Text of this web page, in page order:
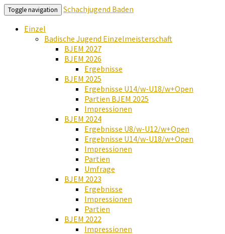
Toggle navigation
Schachjugend Baden
Einzel
Badische Jugend Einzelmeisterschaft
BJEM 2027
BJEM 2026
Ergebnisse
BJEM 2025
Ergebnisse U14/w-U18/w+Open
Partien BJEM 2025
Impressionen
BJEM 2024
Ergebnisse U8/w-U12/w+Open
Ergebnisse U14/w-U18/w+Open
Impressionen
Partien
Umfrage
BJEM 2023
Ergebnisse
Impressionen
Partien
BJEM 2022
Impressionen